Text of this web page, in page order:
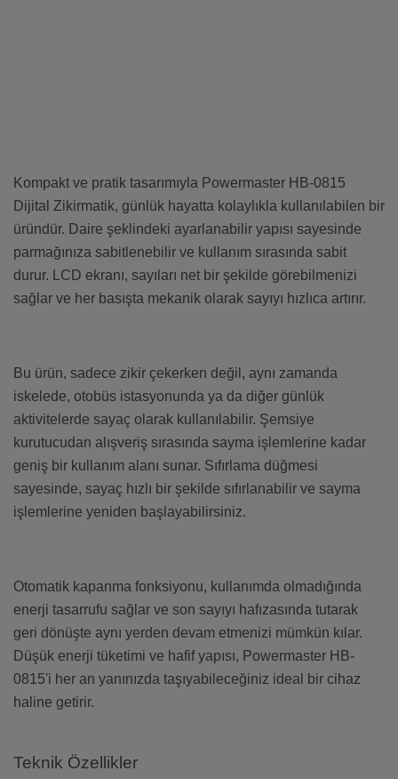
Kompakt ve pratik tasarımıyla Powermaster HB-0815
Dijital Zikirmatik, günlük hayatta kolaylıkla kullanılabilen bir
üründür. Daire şeklindeki ayarlanabilir yapısı sayesinde
parmağınıza sabitlenebilir ve kullanım sırasında sabit
durur. LCD ekranı, sayıları net bir şekilde görebilmenizi
sağlar ve her basışta mekanik olarak sayıyı hızlıca artırır.
Bu ürün, sadece zikir çekerken değil, aynı zamanda
iskelede, otobüs istasyonunda ya da diğer günlük
aktivitelerde sayaç olarak kullanılabilir. Şemsiye
kurutucudan alışveriş sırasında sayma işlemlerine kadar
geniş bir kullanım alanı sunar. Sıfırlama düğmesi
sayesinde, sayaç hızlı bir şekilde sıfırlanabilir ve sayma
işlemlerine yeniden başlayabilirsiniz.
Otomatik kapanma fonksiyonu, kullanımda olmadığında
enerji tasarrufu sağlar ve son sayıyı hafızasında tutarak
geri dönüşte aynı yerden devam etmenizi mümkün kılar.
Düşük enerji tüketimi ve hafif yapısı, Powermaster HB-
0815'i her an yanınızda taşıyabileceğiniz ideal bir cihaz
haline getirir.
Teknik Özellikler